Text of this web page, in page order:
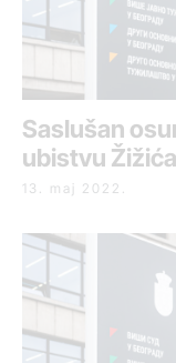
Saslušan
ubistvu
13. maj 2022.